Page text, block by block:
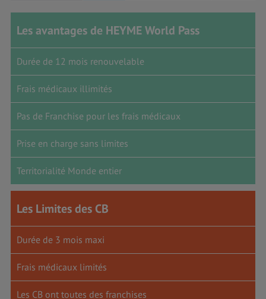
Les avantages de HEYME World Pass
Durée de 12 mois renouvelable
Frais médicaux illimités
Pas de Franchise pour les frais médicaux
Prise en charge sans limites
Territorialité Monde entier
Les Limites des CB
Durée de 3 mois maxi
Frais médicaux limités
Les CB ont toutes des franchises